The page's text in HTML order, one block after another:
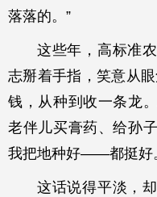
落落的。”
这些年，高标准
志掰着手指，笑意从
钱，从种到收一条龙
老伴儿买膏药、给孙
我把地种好——都挺好
这话说得平淡，